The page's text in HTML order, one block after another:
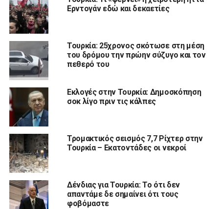
Ερντογάν εδώ και δεκαετίες
Τουρκία: 25χρονος σκότωσε στη μέση
του δρόμου την πρώην σύζυγο και τον
πεθερό του
Εκλογές στην Τουρκία: Δημοσκόπηση
σοκ λίγο πριν τις κάλπες
Τρομακτικός σεισμός 7,7 Ρίχτερ στην
Τουρκία – Εκατοντάδες οι νεκροί
Δένδιας για Τουρκία: Το ότι δεν
απαντάμε δε σημαίνει ότι τους
φοβόμαστε